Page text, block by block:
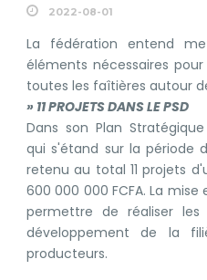
2022-08-01
La fédération entend
éléments nécessaires
toutes les faîtières autour
» 11 PROJETS DANS LE PSD
Dans son Plan
qui s'étand sur la période
retenu au total 11 projets
600 000 000 FCFA. La
permettre de réaliser
développement de la
producteurs.